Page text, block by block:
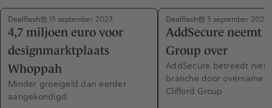
Dealflash 15 september 2023
4,7 miljoen euro voor
designmarktplaats
Whoppah
Minder groeigeld dan eerder
aangekondigd.
Dealflash 5 september 2023
AddSecure neemt
Group over
AddSecure betreedt
branche door overname
Clifford Group